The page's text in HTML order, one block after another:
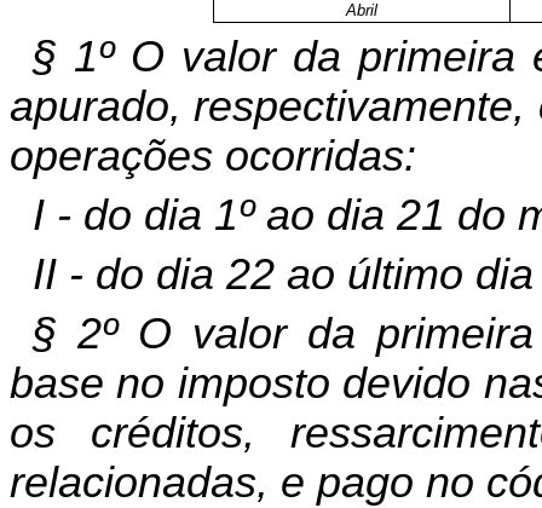
Abril
§ 1º O valor da primeira
apurado,
operações ocorridas:
I - do dia 1º ao dia 21 do
II - do dia 22 ao último
§ 2º O valor da
base no imposto devido
os créditos,
relacionadas, e pago no